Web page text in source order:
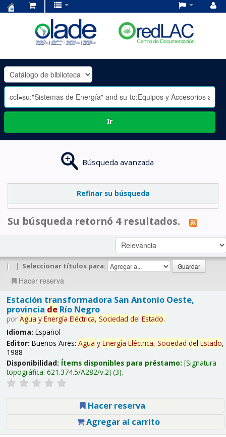
OLADE
-
Ir
Búsqueda avanzada
Refinar su búsqueda
Su búsqueda retornó 4 resultados.
| | Seleccionar títulos para:
Hacer reserva
Estación transformadora San Antonio Oeste,
provincia deRío Negro
por Agua y Energía Eléctrica, Sociedad del Estado.
Idioma: Español
Editor: Buenos Aires: Agua y Energía Eléctrica, Sociedad del Estado,
1988
Disponibilidad: Ítems disponibles para préstamo: Signatura
topográfica: 621.374.5/A282/v.2 (3).
Hacer reserva
Agregar al carrito